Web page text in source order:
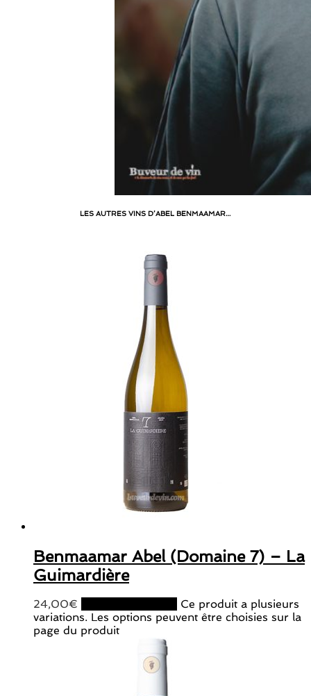
LES AUTRES VINS D’ABEL BENMAAMAR…
Benmaamar Abel (Domaine 7) – La
Guimardière
24,00€
Ce produit a plusieurs
variations. Les options peuvent être choisies sur la
page du produit